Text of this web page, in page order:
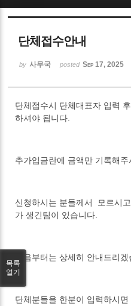
단체접수안내
by 사무국 posted Sep 17, 2025
단체접수시 단체대표자 입력
하셔야 됩니다.
추가입금란에 금액만 기록해
신청하시는 분들께서 모르시
가 생긴팀이 있습니다.
다음부터는 상세히 안내드리겠
단체분들을 한분이 입력하시
목록
열기
Sketchbook5,
Sketchbook5,